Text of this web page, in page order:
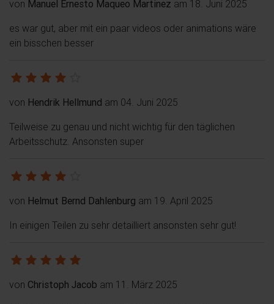
von Manuel Ernesto Maqueo Martinez am 18. Juni 2025
es war gut, aber mit ein paar videos oder animations wäre
ein bisschen besser
von Hendrik Hellmund am 04. Juni 2025
Teilweise zu genau und nicht wichtig für den täglichen
Arbeitsschutz. Ansonsten super
von Helmut Bernd Dahlenburg am 19. April 2025
In einigen Teilen zu sehr detailliert ansonsten sehr gut!
von Christoph Jacob am 11. März 2025